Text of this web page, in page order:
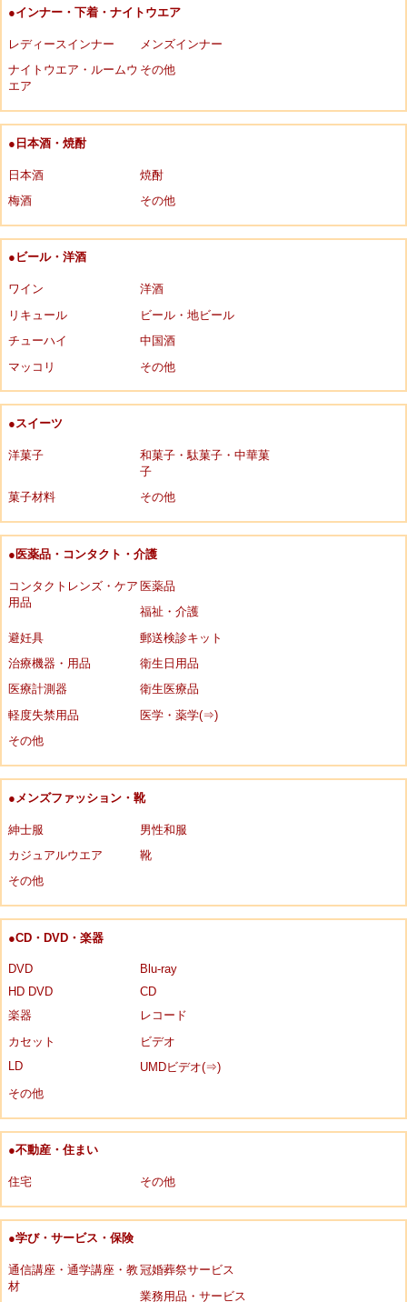
●インナー・下着・ナイトウエア
レディースインナー
メンズインナー
ナイトウエア・ルームウ
エア
その他
●日本酒・焼酎
日本酒
焼酎
梅酒
その他
●ビール・洋酒
ワイン
洋酒
リキュール
ビール・地ビール
チューハイ
中国酒
マッコリ
その他
●スイーツ
洋菓子
和菓子・駄菓子・中華菓
子
菓子材料
その他
●医薬品・コンタクト・介護
コンタクトレンズ・ケア
用品
医薬品
福祉・介護
避妊具
郵送検診キット
治療機器・用品
衛生日用品
医療計測器
衛生医療品
軽度失禁用品
医学・薬学(⇒)
その他
●メンズファッション・靴
紳士服
男性和服
カジュアルウエア
靴
その他
●CD・DVD・楽器
DVD
Blu-ray
HD DVD
CD
楽器
レコード
カセット
ビデオ
LD
UMDビデオ(⇒)
その他
●不動産・住まい
住宅 その他
●学び・サービス・保険
通信講座・通学講座・教
材
冠婚葬祭サービス
業務用品・サービス